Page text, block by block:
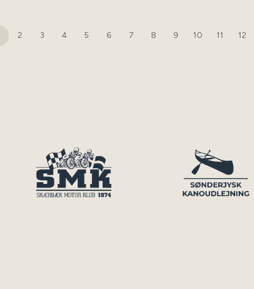
2 3 4 5 6 7 8 9 10 11 12